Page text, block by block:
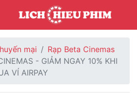
mại
Rạp Beta Cinemas
- GIẢM NGAY 10% KHI
VÍ AIRPAY